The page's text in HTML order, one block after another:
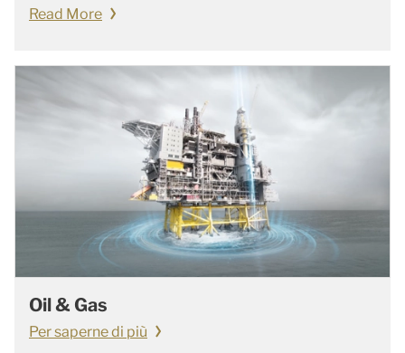
Read More
Oil & Gas
Per saperne di più